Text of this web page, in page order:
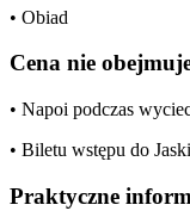
• Obiad
Cena nie
• Napoi podczas
• Biletu wstępu do
Praktyczne